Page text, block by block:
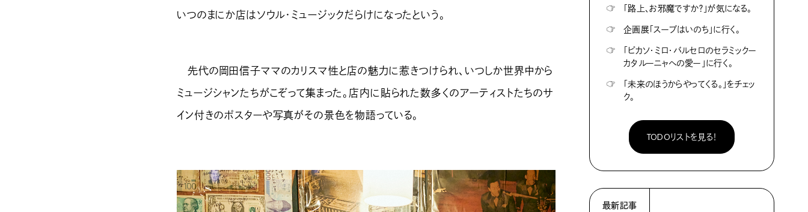
いつのまにか店はソウル・ミュージックだらけになったという。
先代の岡田信子ママのカリスマ性と店の魅力に惹きつけられ、いつしか世界中から
ミュージシャンたちがこぞって集まった。店内に貼られた数多くのアーティストたちのサ
イン付きのポスターや写真がその景色を物語っている。
☞
「路上、お邪魔ですか？」が気になる。
☞
企画展「スープはいのち」に行く。
☞
「ピカソ・ミロ・バルセロのセラミックー
カタルーニャへの愛ー」に行く。
☞
「未来のほうからやってくる。」をチェッ
ク。
TODOリストを見る！
最新記事